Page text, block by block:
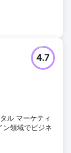
4.7
ル マーケティ
ン領域でビジネ